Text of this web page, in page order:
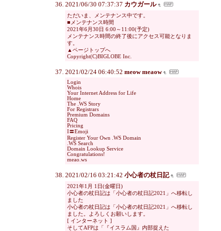
2021/06/30 07:37:37 カウガール
ただいま、メンテナンス中です。
■メンテナンス時間
2021年6月30日 6:00～11:00(予定)
メンテナンス時間の終了後にアクセス可能となりま
す。
▲ページトップへ
Copyright(C)BIGLOBE Inc.
2021/02/24 06:40:52 meow meaow
Login
Whois
Your Internet Address for Life
Home
The .WS Story
For Registrars
Premium Domains
FAQ
Pricing
I〓Emoji
Register Your Own .WS Domain
.WS Search
Domain Lookup Service
Congratulations!
meao.ws
2021/02/16 03:21:42 小心者の杖日記
2021年1月 1日(金曜日)
小心者の杖日記は「小心者の杖日記2021」へ移転し
ました
小心者の杖日記は「小心者の杖日記2021」へ移転し
ました。よろしくお願いします。
[ インターネット ]
そしてAFPは「『イスラム国』内部捉えた